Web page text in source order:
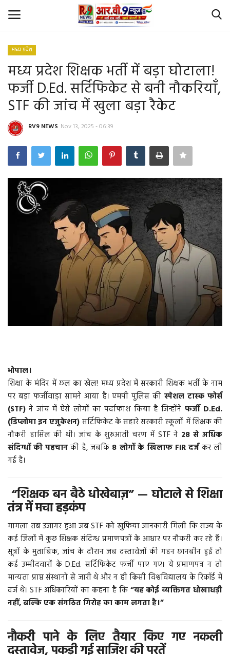
Login Register
Home
Id Card Verification
About Us
Contact
YouTube
राजनीति
दिल्ली
उत्तर प्रदेश
व्यापार/रोजगार
महाराष्ट्र
More
बिहार
संस्कृति, धर्म और आस्था
राशिफल
मध्य प्रदेश
मध्य प्रदेश शिक्षक भर्ती में बड़ा घोटाला!
फर्जी D.Ed. सर्टिफिकेट से बनी नौकरियाँ,
STF की जांच में खुला बड़ा रैकेट
RV9 NEWS Nov 13, 2025 - 06:39
भोपाल।
शिक्षा के मंदिर में छल का खेल! मध्य प्रदेश में सरकारी शिक्षक भर्ती के नाम
पर बड़ा फर्जीवाड़ा सामने आया है। एमपी पुलिस कीस्पेशल टास्क फोर्स
(STF) ने जांच में ऐसे लोगों का पर्दाफाश किया है जिन्होंने फर्जी D.Ed.
(डिप्लोमा इन एजुकेशन) सर्टिफिकेट के सहारे सरकारी स्कूलों में शिक्षक की
नौकरी हासिल की थी। जांच के शुरुआती चरण में STF ने 28 से अधिक
संदिग्धों की पहचान की है, जबकि 8 लोगों के खिलाफ FIR दर्जकर ली
गई है।
“शिक्षक बन बैठे धोखेबाज़” — घोटाले से शिक्षा
तंत्र में मचा हड़कंप
मामला तब उजागर हुआ जब STF को खुफिया जानकारी मिली कि राज्य के
कई जिलों में कुछ शिक्षक संदिग्ध प्रमाणपत्रों के आधार पर नौकरी कर रहे हैं।
सूत्रों के मुताबिक, जांच के दौरान जब दस्तावेजों की गहन छानबीन हुई तो
कई उम्मीदवारों के D.Ed. सर्टिफिकेट फर्जी पाए गए। ये प्रमाणपत्र न तो
मान्यता प्राप्त संस्थानों से जारी थे और न ही किसी विश्वविद्यालय के रिकॉर्ड में
दर्ज थे। STF अधिकारियों का कहना है कि “यह कोई व्यक्तिगत धोखाधड़ी
नहीं, बल्कि एक संगठित गिरोह का काम लगता है।”
नौकरी पाने के लिए तैयार किए गए नकली
दस्तावेज, पकड़ी गई साजिश की परतें